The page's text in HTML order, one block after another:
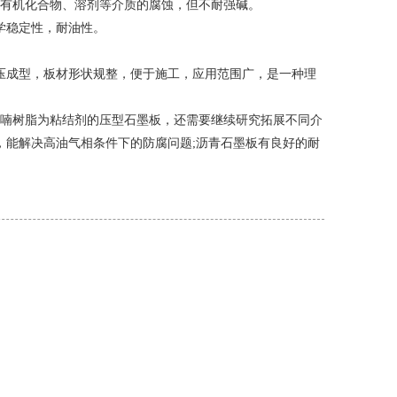
化合物、溶剂等介质的腐蚀，但不耐强碱。
定性，耐油性。
，板材形状规整，便于施工，应用范围广，是一种理
脂为粘结剂的压型石墨板，还需要继续研究拓展不同介
解决高油气相条件下的防腐问题;沥青石墨板有良好的耐